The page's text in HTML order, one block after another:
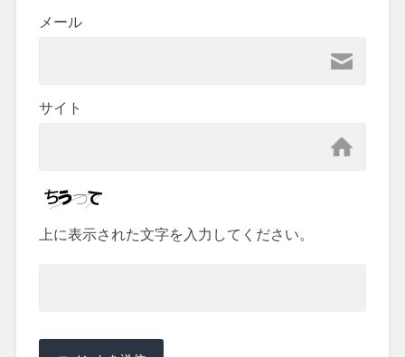
メール
サイト
上に表示された文字を入力してください。